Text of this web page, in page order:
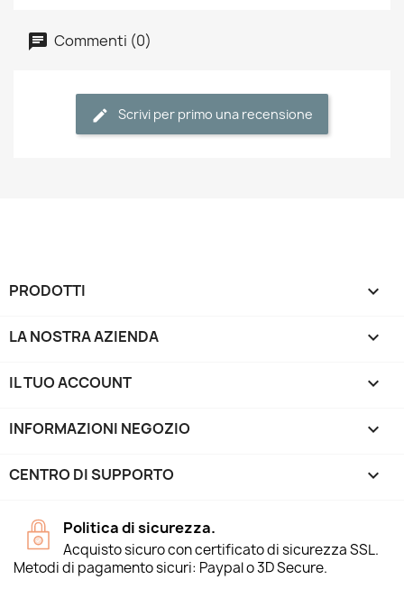
Commenti (0)
Scrivi per primo una recensione
PRODOTTI 
LA NOSTRA AZIENDA 
IL TUO ACCOUNT 
INFORMAZIONI NEGOZIO keyboard_arrow_down
CENTRO DI SUPPORTO 
Politica di sicurezza.
Acquisto sicuro con certificato di sicurezza SSL.
Metodi di pagamento sicuri: Paypal o 3D Secure.